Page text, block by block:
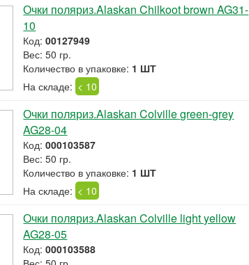
Очки поляриз.Alaskan Chilkoot brown AG31-
10
Код:00127949
Вес: 50 гр.
Количество в упаковке: 1 ШТ
На складе: < 10
Очки поляриз.Alaskan Colville green-grey
AG28-04
Код:000103587
Вес: 50 гр.
Количество в упаковке: 1 ШТ
На складе: < 10
Очки поляриз.Alaskan Colville light yellow
AG28-05
Код:000103588